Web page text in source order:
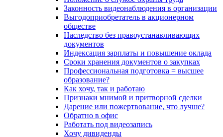
Законность видеонаблюдения в организации
Выгодоприобретатель в акционерном
обществе
Наследство без правоустанавливающих
документов
Индексация зарплаты и повышение оклада
Сроки хранения документов о закупках
Профессиональная подготовка = высшее
образование?
Как хочу, так и работаю
Признаки мнимой и притворной сделки
Дарение или пожертвование, что лучше?
Обратно в офис
Работать под видеозапись
Хочу дивиденды